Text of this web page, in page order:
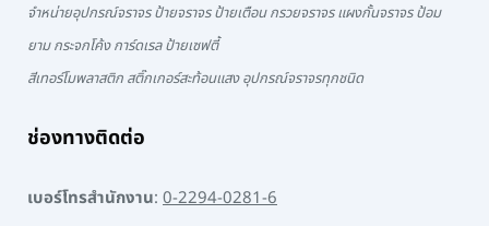
จำหน่ายอุปกรณ์จราจร ป้ายจราจร ป้ายเตือน กรวยจราจร แผงกั้นจราจร ป้อม
ยาม กระจกโค้ง การ์ดเรล ป้ายเซฟตี้
สีเทอร์โมพลาสติก สติ๊กเกอร์สะท้อนแสง อุปกรณ์จราจรทุกชนิด
ช่องทางติดต่อ
เบอร์โทรสำนักงาน: 0-2294-0281-6